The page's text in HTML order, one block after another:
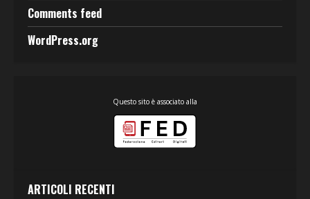
Comments feed
WordPress.org
Questo sito è associato alla
ARTICOLI RECENTI